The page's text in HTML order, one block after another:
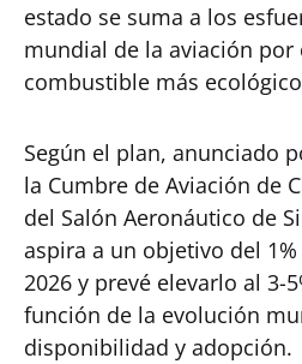
estado se suma a los
mundial de la aviación por
combustible más
Según el plan, anunciado
la Cumbre de Aviación de
del Salón Aeronáutico de
aspira a un objetivo del 1%
2026 y prevé elevarlo al 3-
función de la evolución
disponibilidad y adopción.